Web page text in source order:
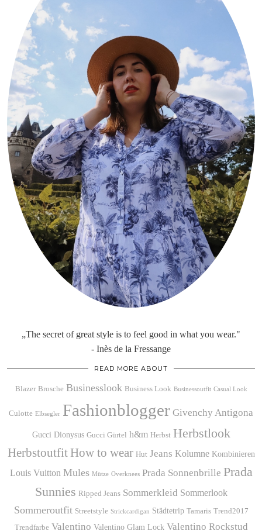
„The secret of great style is to feel good in what you wear."
- Inès de la Fressange
READ MORE ABOUT
Blazer Brosche Businesslook Business Look Businessoutfit Casual Look
Culotte Elbsegler Fashionblogger Givenchy Antigona
Gucci Dionysus Gucci Gürtel h&m Herbst Herbstlook
Herbstoutfit How to wear Hut Jeans Kolumne Kombinieren
Louis Vuitton Mules Mütze Overknees Prada Sonnenbrille Prada
Sunnies Ripped Jeans Sommerkleid Sommerlook
Sommeroutfit Streetstyle Strickcardigan Städtetrip Tamaris Trend2017
Trendfarbe Valentino Valentino Glam Lock Valentino Rockstud